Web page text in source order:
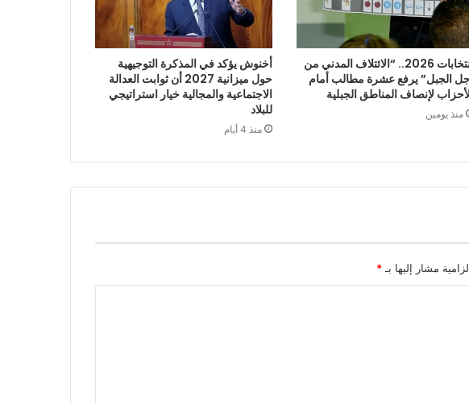
انتخابات 2026.. “الائتلاف المدني من
الجبل” يرفع عشرة مطالب أمام
لإنصاف المناطق الجبلية
منذ يومين
أخنوش يؤكد في المذكرة التوجيهية
حول ميزانية 2027 أن ثوابت العدالة
الاجتماعية والمجالية خيار استراتيجي
للبلاد
منذ 4 أيام
مشار إليها بـ*